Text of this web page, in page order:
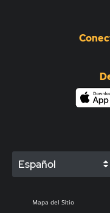
Español
Mapa del Sitio